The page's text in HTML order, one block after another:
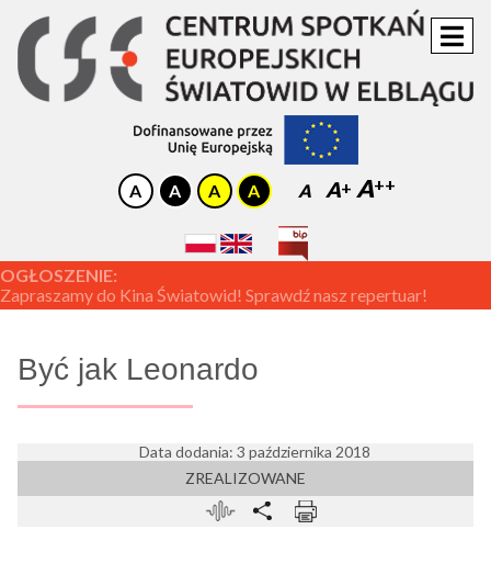
A A A
OGŁOSZENIE:
Zapraszamy do Kina Światowid! Sprawdź nasz repertuar!
Być jak Leonardo
Data dodania: 3 października 2018
ZREALIZOWANE